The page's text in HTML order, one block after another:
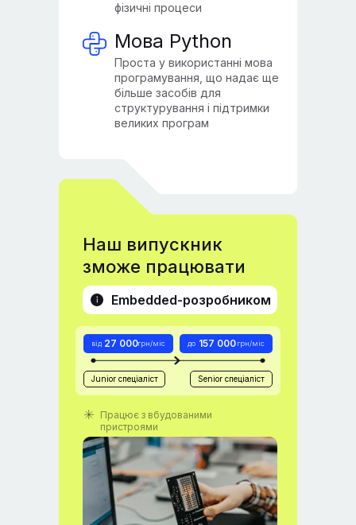
фізичні процеси
Мова Python
Проста у використанні мова
програмування, що надає ще
більше засобів для
структурування і підтримки
великих програм
Наш випускник
зможе працювати
Працює з вбудованими
пристроями
від до 157 000 грн/міс
27 000грн/міс
Junior спеціаліст Senior спеціаліст
Embedded-розробником